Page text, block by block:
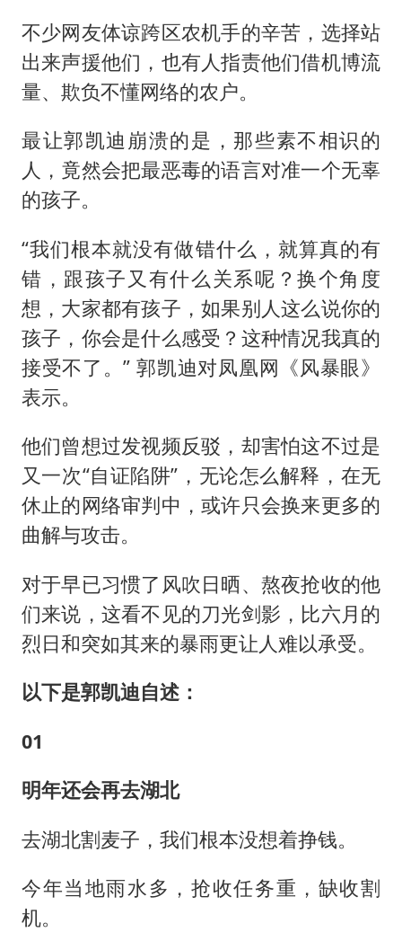
不少网友体谅跨区农机手的辛苦，选择站
出来声援他们，也有人指责他们借机博流
量、欺负不懂网络的农户。
最让郭凯迪崩溃的是，那些素不相识的
人，竟然会把最恶毒的语言对准一个无辜
的孩子。
“我们根本就没有做错什么，就算真的有
错，跟孩子又有什么关系呢？换个角度
想，大家都有孩子，如果别人这么说你的
孩子，你会是什么感受？这种情况我真的
接受不了。” 郭凯迪对凤凰网《风暴眼》
表示。
他们曾想过发视频反驳，却害怕这不过是
又一次“自证陷阱”，无论怎么解释，在无
休止的网络审判中，或许只会换来更多的
曲解与攻击。
对于早已习惯了风吹日晒、熬夜抢收的他
们来说，这看不见的刀光剑影，比六月的
烈日和突如其来的暴雨更让人难以承受。
以下是郭凯迪自述：
01
明年还会再去湖北
去湖北割麦子，我们根本没想着挣钱。
今年当地雨水多，抢收任务重，缺收割
机。